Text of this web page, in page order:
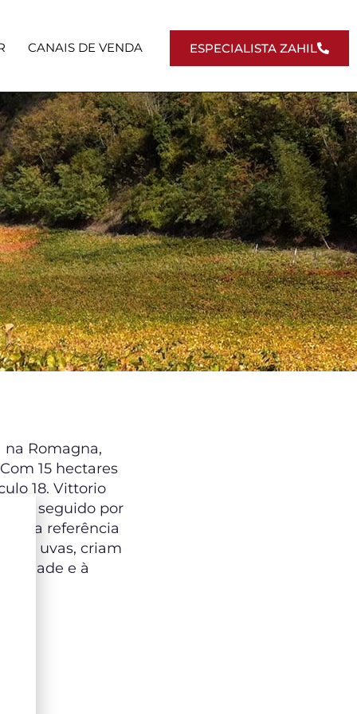
CANAIS DE VENDA ESPECIALISTA ZAHIL
Romagna,
15 hectares
18. Vittorio
seguido por
Zola referência
e as uvas, criam
e à